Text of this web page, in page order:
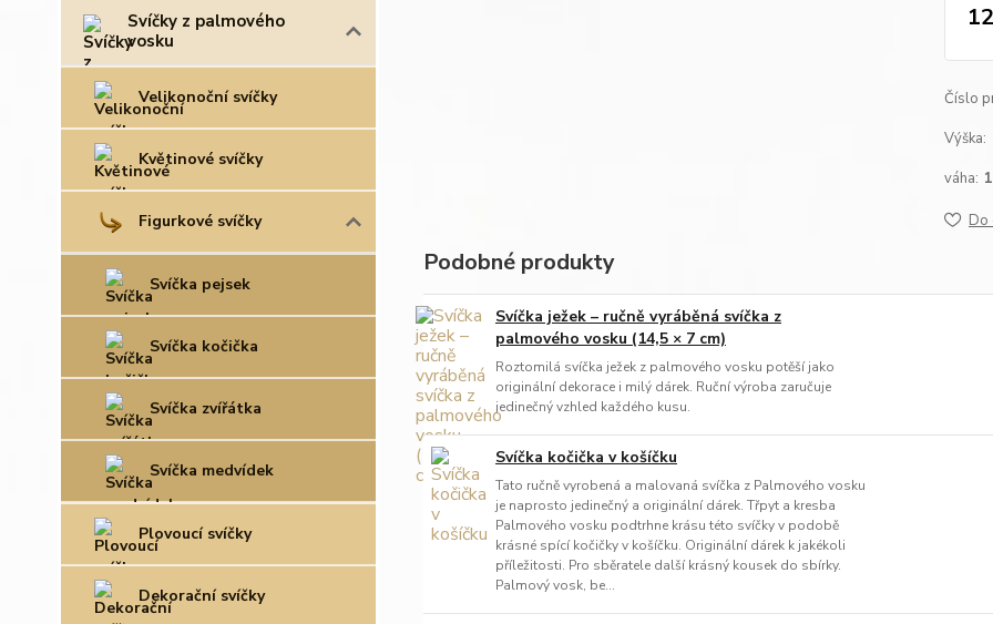
Svíčky z palmového
vosku
Velikonoční svíčky
Květinové svíčky
Figurkové svíčky
Svíčka pejsek
Svíčka kočička
Svíčka zvířátka
Svíčka medvídek
Plovoucí svíčky
Dekorační svíčky
Číslo
Výška:
váha:
Do
Podobné produkty
Svíčka ježek – ručně vyráběná svíčka z
palmového vosku (14,5 × 7 cm)
Roztomilá svíčka ježek z palmového vosku potěší jako
originální dekorace i milý dárek. Ruční výroba zaručuje
jedinečný vzhled každého kusu.
Svíčka kočička v košíčku
Tato ručně vyrobená a malovaná svíčka z Palmového vosku
je naprosto jedinečný a originální dárek. Třpyt a kresba
Palmového vosku podtrhne krásu této svíčky v podobě
krásné spící kočičky v košíčku. Originální dárek k jakékoli
příležitosti. Pro sběratele další krásný kousek do sbírky.
Palmový vosk, be...